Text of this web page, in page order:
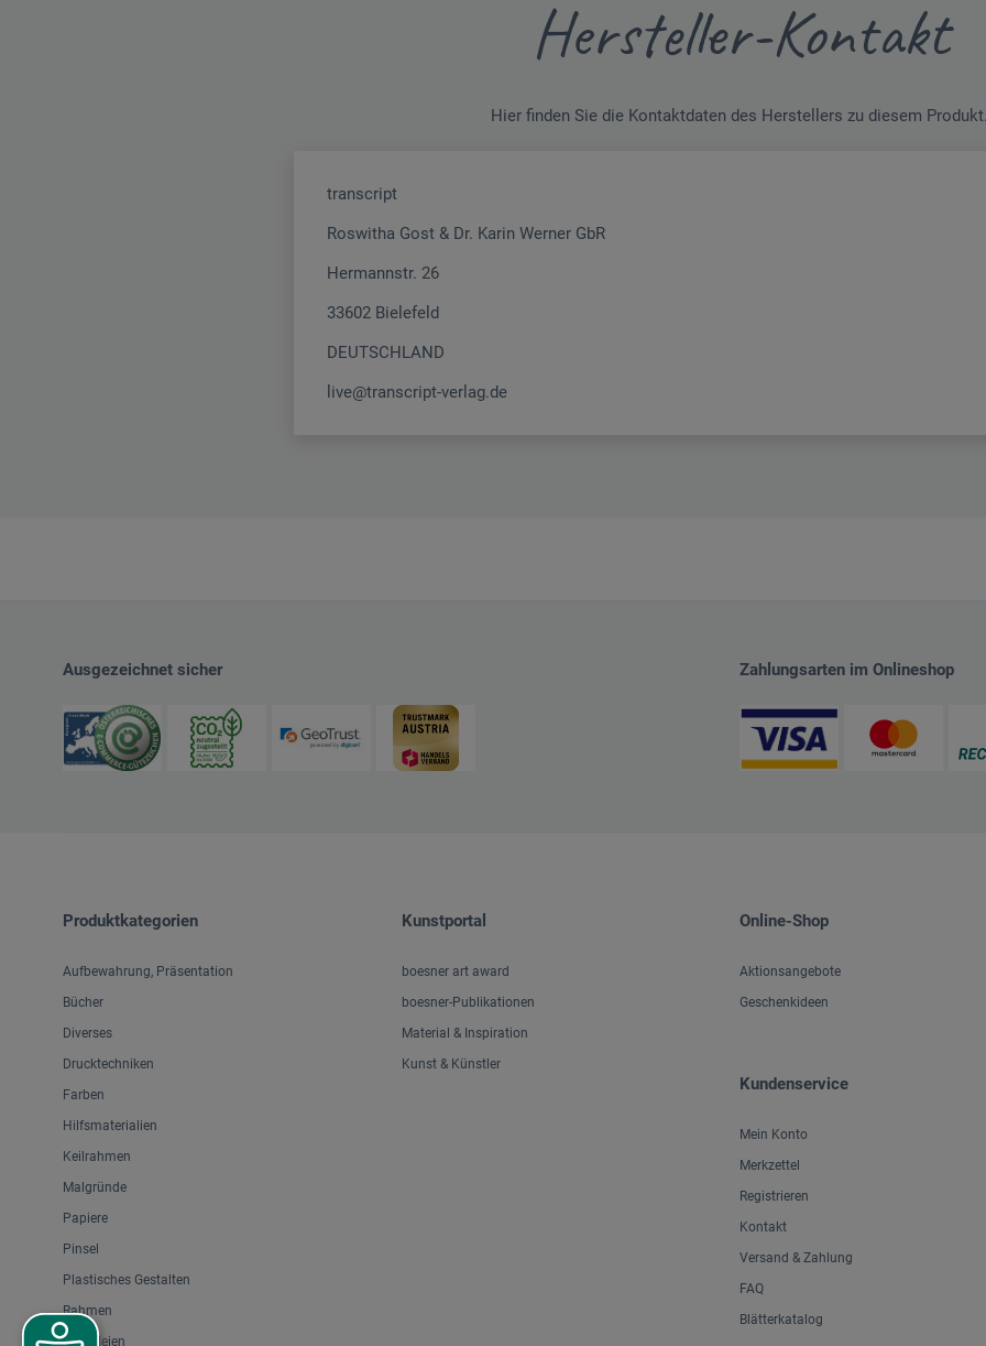
Hersteller-Kontakt
Hier finden Sie die Kontaktdaten des Herstellers zu diesem
transcript
Roswitha Gost & Dr. Karin Werner GbR
Hermannstr. 26
33602 Bielefeld
DEUTSCHLAND
live@transcript-verlag.de
Ausgezeichnet sicher Zahlungsarten im Onlineshop
Produktkategorien
Aufbewahrung, Präsentation
Bücher
Diverses
Drucktechniken
Farben
Hilfsmaterialien
Keilrahmen
Malgründe
Papiere
Pinsel
Plastisches Gestalten
Rahmen
Staffeleien
Kunstportal
boesner art award
boesner-Publikationen
Material & Inspiration
Kunst & Künstler
Online-Shop
Aktionsangebote
Geschenkideen
Kundenservice
Mein Konto
Merkzettel
Registrieren
Kontakt
Versand & Zahlung
FAQ
Blätterkatalog